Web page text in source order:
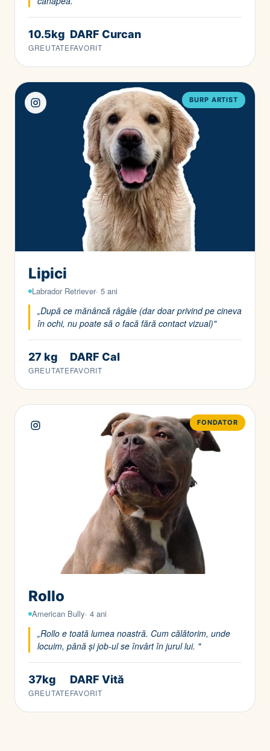
10.5kg
GREUTATE
DARF Curcan
FAVORIT
BURP ARTIST
Lipici
Labrador Retriever· 5 ani
„După ce mănâncă râgâie (dar doar privind pe cineva
în ochi, nu poate să o facă fără contact vizual)"
27 kg
GREUTATE
DARF Cal
FAVORIT
FONDATOR
Rollo
American Bully· 4 ani
„Rollo e toată lumea noastră. Cum călătorim, unde
locuim, până și job-ul se învârt în jurul lui. "
37kg
GREUTATE
DARF Vită
FAVORIT